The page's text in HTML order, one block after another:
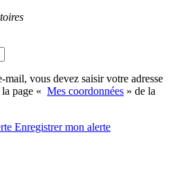
vous devez saisir votre adresse
page « Mes coordonnées » de la
Enregistrermon alerte